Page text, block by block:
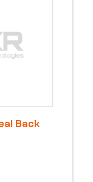
Back